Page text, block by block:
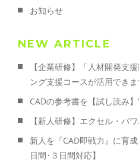
お知らせ
NEW ARTICLE
【企業研修】「人材開発支
ング支援コースが活用できま
CADの参考書を【試し読み
【新人研修】エクセル・パ
新人を『CAD即戦力』に育
日間･３日間対応】